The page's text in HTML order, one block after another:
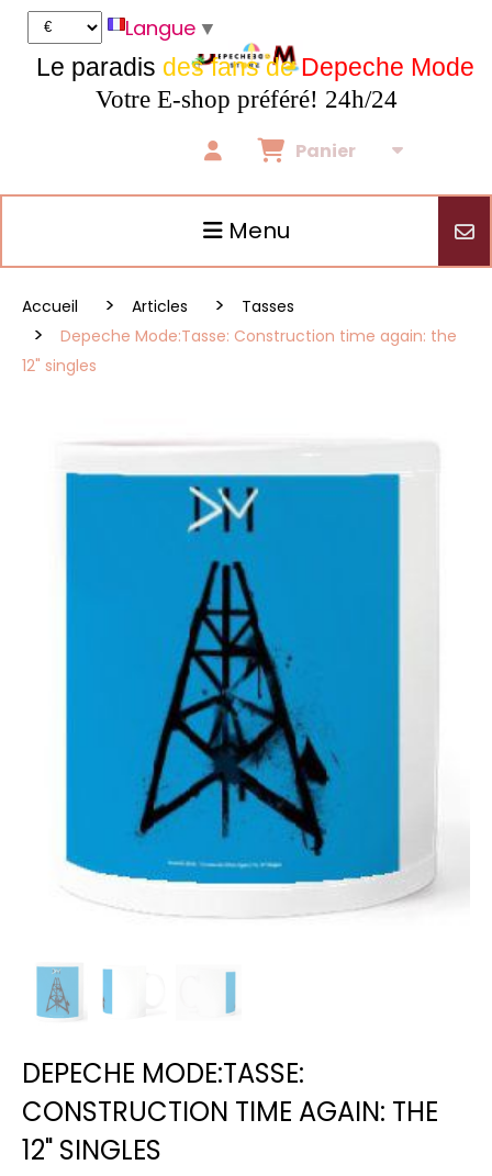
Le paradis des fans deDepeche Mode
Votre E-shop préféré! 24h/24
Panier
Menu
Accueil Articles
Tasses
Depeche Mode:Tasse: Construction time again: the
12" singles
DEPECHE MODE:TASSE:
CONSTRUCTION TIME AGAIN: THE
12" SINGLES
Langue ▼
Panneau de gestion des cookies